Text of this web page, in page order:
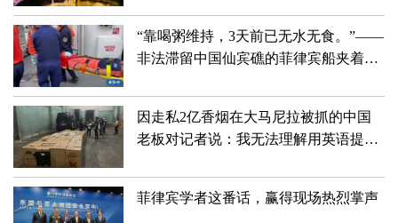
“靠喝粥维持，3天前已无水无食。”——
非法滞留中国仙宾礁的菲律宾船夹着尾
因走私2亿香烟在大马尼拉被抓的中国
老板对记者说：我无法理解用英语提出
菲律宾学者这番话，赢得现场热烈掌声